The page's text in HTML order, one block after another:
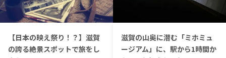
【日本の映え祭り！？】滋賀
の誇る絶景スポットで旅をし
滋賀の山奥に潜む「ミホミュ
ージアム」に、駅から1時間か